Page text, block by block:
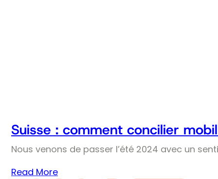
Suisse : comment concilier
Nous venons de passer l’été 2024 avec un
Read More